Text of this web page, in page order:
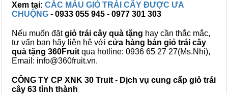
Xem tại: CÁC MẪU GIỎ TRÁI CÂY ĐƯỢC ƯA
CHUỘNG - 0933 055 945 - 0977 301 303
Nếu muốn đặtgiỏ trái cây quà tặng hay cần thắc mắc,
tư vấn bạn hãy liên hệ với cửa hàng bán giỏ trái cây
quà tặng 360Fruit qua hotline: 0936 65 27 27(Ms.Nhi),
Email: info@360fruit.vn.
CÔNG TY CP XNK 30 Truit - Dịch vụ cung cấp giỏ trái
cây 63 tỉnh thành